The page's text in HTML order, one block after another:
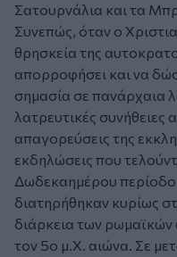
Σατουρνάλια και τα
Συνεπώς, όταν ο
θρησκεία της
απορροφήσει και να
σημασία σε πανάρχαια
λατρευτικές
απαγορεύσεις της
εκδηλώσεις που
Δωδεκαημέρου περίοδο
διατηρήθηκαν κυρίως
διάρκεια των
τον 5ο μ.Χ. αιώνα. Σε